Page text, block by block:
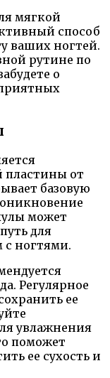
мягкой
способ
ваших ногтей.
рутине по
о
пластины от
базовую
может
для
ногтями.
Регулярное
ее
увлажнения
поможет
ее сухость и